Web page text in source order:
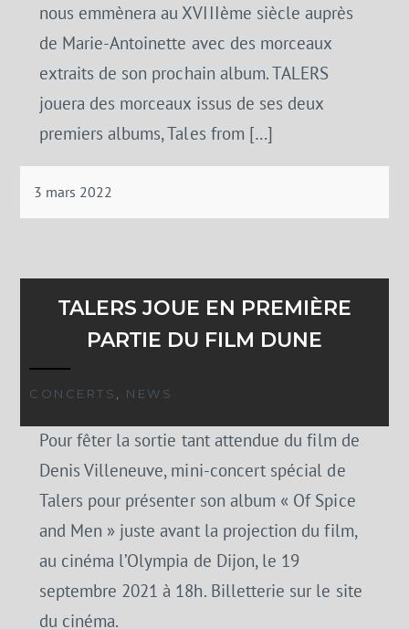
nous emmènera au XVIIIème siècle auprès
de Marie-Antoinette avec des morceaux
extraits de son prochain album. TALERS
jouera des morceaux issus de ses deux
premiers albums, Tales from […]
3 mars 2022
TALERS JOUE EN PREMIÈRE
PARTIE DU FILM DUNE
CONCERTS , NEWS
Pour fêter la sortie tant attendue du film de
Denis Villeneuve, mini-concert spécial de
Talers pour présenter son album « Of Spice
and Men » juste avant la projection du film,
au cinéma l’Olympia de Dijon, le 19
septembre 2021 à 18h. Billetterie sur le site
du cinéma.